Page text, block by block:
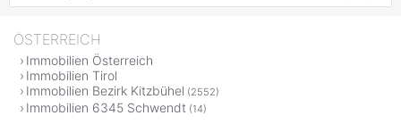
ÖSTERREICH
Immobilien Österreich
Immobilien Tirol
Immobilien Bezirk Kitzbühel (2552)
Immobilien 6345 Schwendt (14)